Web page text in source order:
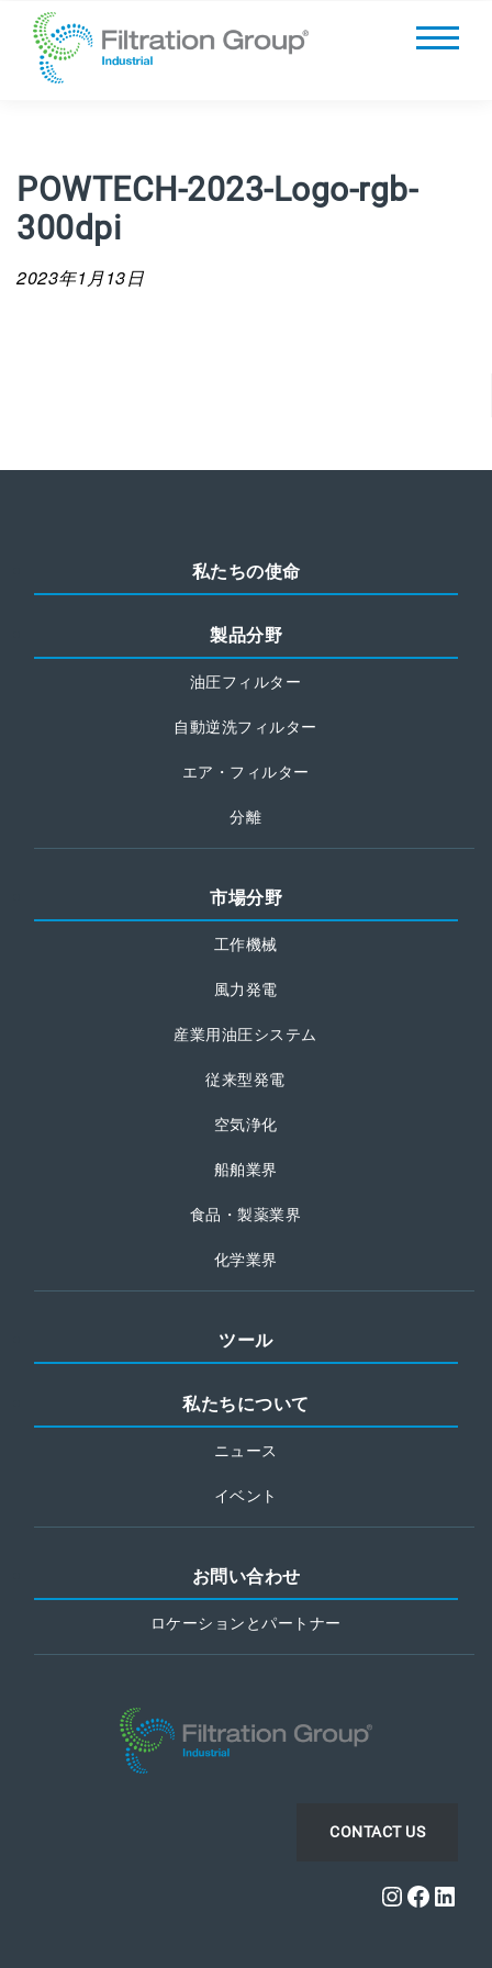
POWTECH-2023-Logo-rgb-
300dpi
2023年1月13日
私たちの使命
製品分野
油圧フィルター
自動逆洗フィルター
エア・フィルター
分離
市場分野
工作機械
風力発電
産業用油圧システム
従来型発電
空気浄化
船舶業界
食品・製薬業界
化学業界
ツール
私たちについて
ニュース
イベント
お問い合わせ
ロケーションとパートナー
CONTACT US